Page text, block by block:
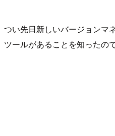
つい先日新しいバージョンマ
ツールがあることを知ったの